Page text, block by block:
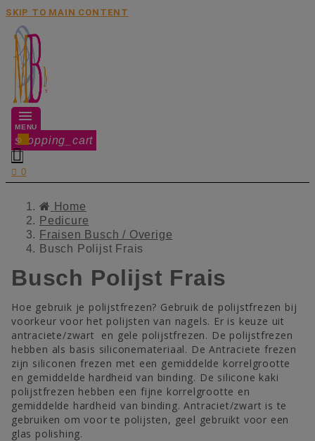
SKIP TO MAIN CONTENT
MENU
shopping_cart
0

 0
Home
Pedicure
Fraisen Busch / Overige
Busch Polijst Frais
Busch Polijst Frais
Hoe gebruik je polijstfrezen? Gebruik de polijstfrezen bij
voorkeur voor het polijsten van nagels. Er is keuze uit
antraciete/zwart en gele polijstfrezen. De polijstfrezen
hebben als basis siliconemateriaal. De Antraciete frezen
zijn siliconen frezen met een gemiddelde korrelgrootte
en gemiddelde hardheid van binding. De silicone kaki
polijstfrezen hebben een fijne korrelgrootte en
gemiddelde hardheid van binding. Antraciet/zwart is te
gebruiken om voor te polijsten, geel gebruikt voor een
glas polishing.